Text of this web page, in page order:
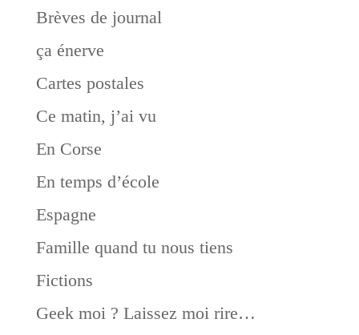
Brèves de journal
ça énerve
Cartes postales
Ce matin, j’ai vu
En Corse
En temps d’école
Espagne
Famille quand tu nous tiens
Fictions
Geek moi ? Laissez moi rire…